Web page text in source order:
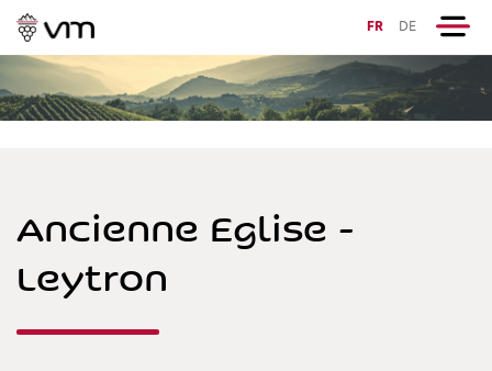
FR DE
Ancienne Eglise -
Leytron